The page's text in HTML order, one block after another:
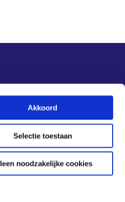
Akkoord
Selectie toestaan
noodzakelijke cookies